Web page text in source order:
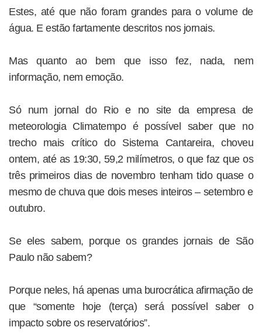
Estes, até que não foram grandes para o volume de
água. E estão fartamente descritos nos jornais.
Mas quanto ao bem que isso fez, nada, nem
informação, nem emoção.
Só num jornal do Rio e no site da empresa de
meteorologia Climatempo é possível saber que no
trecho mais crítico do Sistema Cantareira, choveu
ontem, até as 19:30, 59,2 milímetros, o que faz que os
três primeiros dias de novembro tenham tido quase o
mesmo de chuva que dois meses inteiros – setembro e
outubro.
Se eles sabem, porque os grandes jornais de São
Paulo não sabem?
Porque neles, há apenas uma burocrática afirmação de
que “somente hoje (terça) será possível saber o
impacto sobre os reservatórios”.